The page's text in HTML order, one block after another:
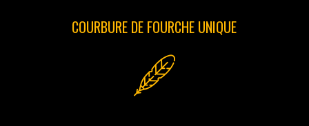
COURBURE DE FOURCHE UNIQUE